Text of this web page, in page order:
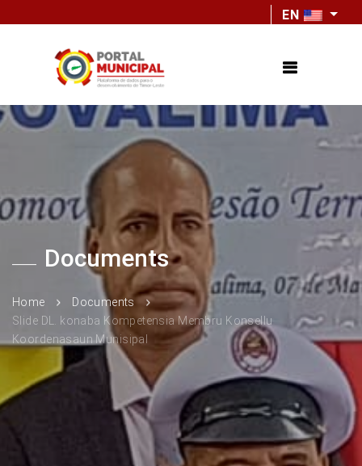
EN
Documents
Home
Documents
Slide DL. konaba Kompetensia Membru Konsellu
Koordenasaun Munisipal